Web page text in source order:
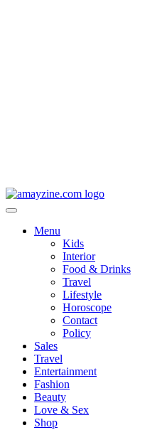
Menu
Kids
Interior
Food & Drinks
Travel
Lifestyle
Horoscope
Contact
Policy
Sales
Travel
Entertainment
Fashion
Beauty
Love & Sex
Shop